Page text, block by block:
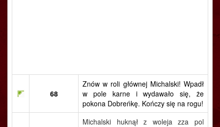
68
Znów w roli głównej Michalski! Wpadł
w pole karne i wydawało się, że
pokona Dobreńkę. Kończy się na rogu!
Michalski huknął z woleja zza pol